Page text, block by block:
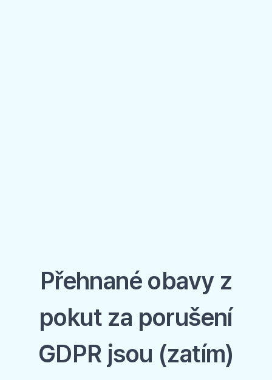
Přehnané obavy z
pokut za porušení
GDPR jsou (zatím)